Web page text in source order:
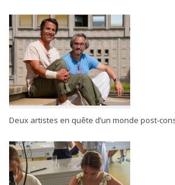
Deux artistes en quête d’un monde post-